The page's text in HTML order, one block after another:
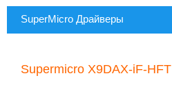
SuperMicro Драйверы
Supermicro X9DAX-iF-HFT